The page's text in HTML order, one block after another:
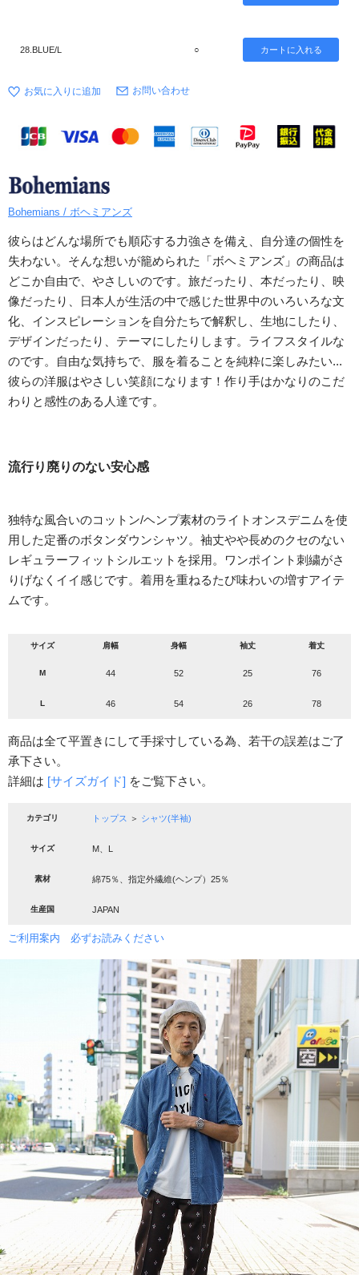
28.BLUE/L ○
お問い合わせ
Bohemians / ボヘミアンズ
彼らはどんな場所でも順応する力強さを備え、自分達の個性を
失わない。そんな想いが籠められた「ボヘミアンズ」の商品は
どこか自由で、やさしいのです。旅だったり、本だったり、映
像だったり、日本人が生活の中で感じた世界中のいろいろな文
化、インスピレーションを自分たちで解釈し、生地にしたり、
デザインだったり、テーマにしたりします。ライフスタイルな
のです。自由な気持ちで、服を着ることを純粋に楽しみたい...
彼らの洋服はやさしい笑顔になります！作り手はかなりのこだ
わりと感性のある人達です。
流行り廃りのない安心感
独特な風合いのコットン/ヘンプ素材のライトオンスデニムを使
用した定番のボタンダウンシャツ。袖丈やや長めのクセのない
レギュラーフィットシルエットを採用。ワンポイント刺繍がさ
りげなくイイ感じです。着用を重ねるたび味わいの増すアイテ
ムです。
サイズ 肩幅 身幅 袖丈 着丈
M 44 52 25 76
L 46 54 26 78
商品は全て平置きにして手採寸している為、若干の誤差はご了
承下さい。
詳細は [サイズガイド] をご覧下さい。
カテゴリ トップス ＞ シャツ(半袖)
サイズ M、L
素材 綿75％、指定外繊維(ヘンプ）25％
生産国 JAPAN
ご利用案内 必ずお読みください